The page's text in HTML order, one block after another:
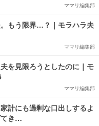
ママリ編集部
もう限界…？｜モラハラ夫
ママリ編集部
を見限ろうとしたのに｜モ
ママリ編集部
計にも過剰な口出しするよ
てき…